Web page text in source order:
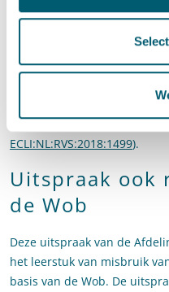
Afdeling heeft voorts
voortzetting van het
daaruit blijkt het
van diezelfde dag waarin
aanzien van de
ECLI:NL:RVS:2018:1499).
Uitspraak ook
de Wob
Deze uitspraak van de
het leerstuk van misbruik
basis van de Wob. De